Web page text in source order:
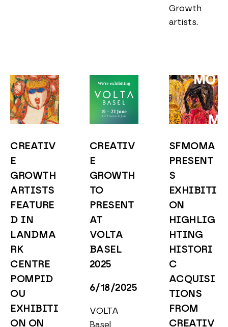
Growth
artists.
CREATIV
E
GROWTH
ARTISTS
FEATURE
D IN
LANDMA
RK
CENTRE
POMPID
OU
EXHIBITI
ON ON
CREATIV
E
GROWTH
TO
PRESENT
AT
VOLTA
BASEL
2025
6/18/2025
VOLTA
Basel
SFMOMA
PRESENT
S
EXHIBITI
ON
HIGHLIG
HTING
HISTORI
C
ACQUISI
TIONS
FROM
CREATIV